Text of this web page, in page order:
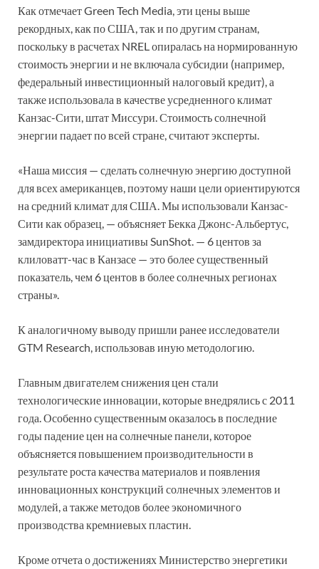
Как отмечает Green Tech Media, эти цены выше
рекордных, как по США, так и по другим странам,
поскольку в расчетах NREL опиралась на нормированную
стоимость энергии и не включала субсидии (например,
федеральный инвестиционный налоговый кредит), а
также использовала в качестве усредненного климат
Канзас-Сити, штат Миссури. Стоимость солнечной
энергии падает по всей стране, считают эксперты.
«Наша миссия — сделать солнечную энергию доступной
для всех американцев, поэтому наши цели ориентируются
на средний климат для США. Мы использовали Канзас-
Сити как образец, — объясняет Бекка Джонс-Альбертус,
замдиректора инициативы SunShot. — 6 центов за
клиловатт-час в Канзасе — это более существенный
показатель, чем 6 центов в более солнечных регионах
страны».
К аналогичному выводу пришли ранее исследователи
GTM Research, использовав иную методологию.
Главным двигателем снижения цен стали
технологические инновации, которые внедрялись с 2011
года. Особенно существенным оказалось в последние
годы падение цен на солнечные панели, которое
объясняется повышением производительности в
результате роста качества материалов и появления
инновационных конструкций солнечных элементов и
модулей, а также методов более экономичного
производства кремниевых пластин.
Кроме отчета о достижениях Министерство энергетики